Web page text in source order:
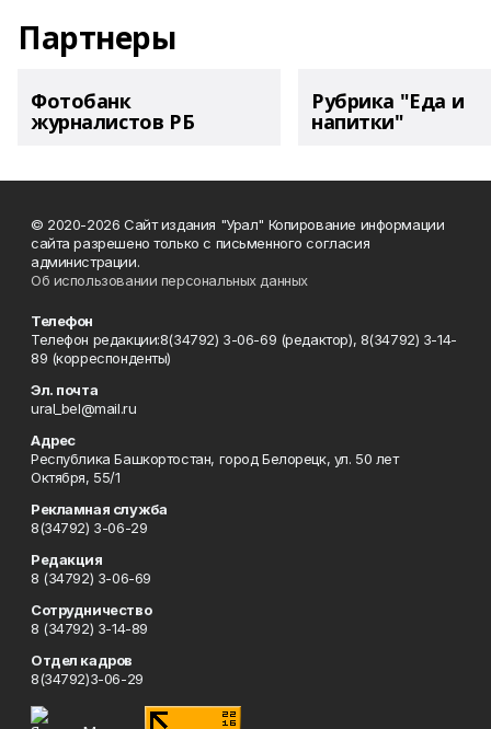
Партнеры
Фотобанк
журналистов РБ
Рубрика "Еда и
напитки"
© 2020-2026 Сайт издания "Урал" Копирование информации
сайта разрешено только с письменного согласия
администрации.
Об использовании персональных данных
Телефон
Телефон редакции:8(34792) 3-06-69 (редактор), 8(34792) 3-14-
89 (корреспонденты)
Эл. почта
ural_bel@mail.ru
Адрес
Республика Башкортостан, город Белорецк, ул. 50 лет
Октября, 55/1
Рекламная служба
8(34792) 3-06-29
Редакция
8 (34792) 3-06-69
Сотрудничество
8 (34792) 3-14-89
Отдел кадров
8(34792)3-06-29